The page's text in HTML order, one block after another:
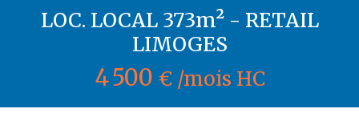
LOC. LOCAL 373m² - RETAIL
LIMOGES
4 500 € /mois HC